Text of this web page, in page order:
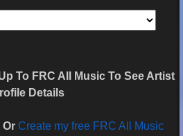
To FRC All Music To See Artist
Details
Or Create my free FRC All Music